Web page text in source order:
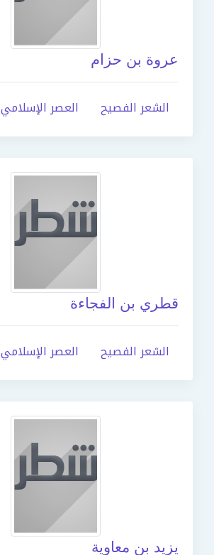
عروة بن حزام
الشعر الفصيح العصر الإسلامي
قطري بن الفجاءة
الشعر الفصيح العصر الإسلامي
يزيد بن معاوية